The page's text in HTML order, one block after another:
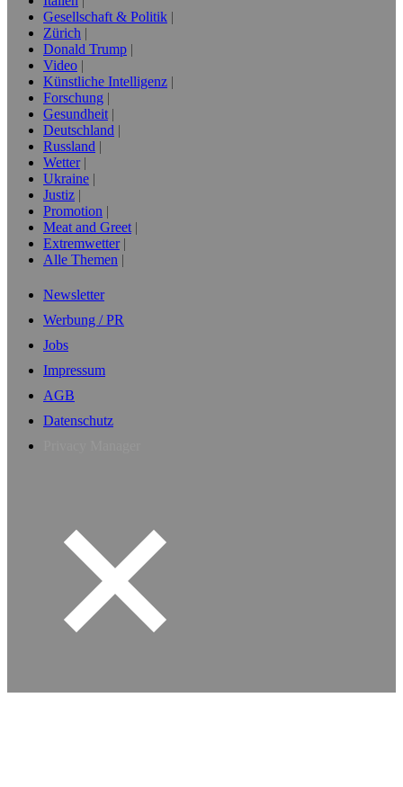
Gesellschaft & Politik
Zürich
Donald Trump
Video
Künstliche Intelligenz
Forschung
Gesundheit
Deutschland
Russland
Wetter
Ukraine
Justiz
Promotion
Meat and Greet
Extremwetter
Alle Themen
Newsletter
Werbung / PR
Jobs
Impressum
AGB
Datenschutz